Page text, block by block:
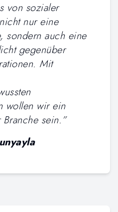
von sozialer
nur eine
sondern auch eine
gegenüber
Mit
wollen wir ein
sein.”